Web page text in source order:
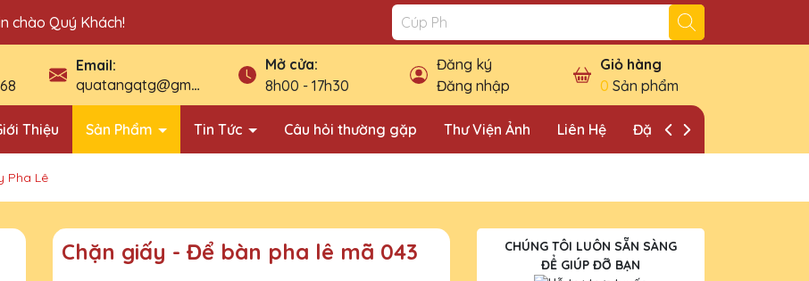
chào Quý Khách!
Email:
quatangqtg@gmail.com
Mở cửa:
8h00 - 17h30
Đăng ký
Đăng nhập
Giỏ hàng
0 Sản phẩm
Thiệu Sản Phẩm Tin Tức Câu hỏi thường gặp Thư Viện Ảnh Liên Hệ Đặt Lịch Khảo Sát
Pha Lê
Chặn giấy - Để bàn pha lê mã 043
CHÚNG TÔI LUÔN SẴN SÀNG
ĐỂ GIÚP ĐỠ BẠN